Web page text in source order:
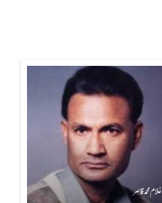
غلام محمد قاصر